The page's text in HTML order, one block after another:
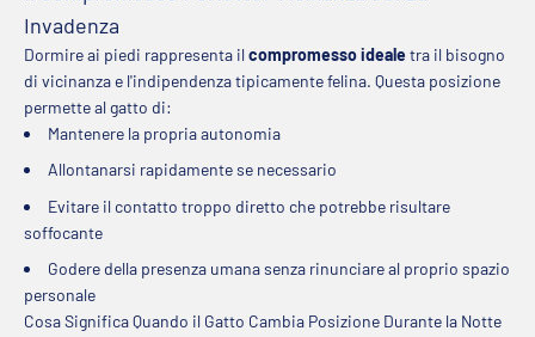
Invadenza
Dormire ai piedi rappresenta ilcompromesso ideale tra il bisogno
di vicinanza e l'indipendenza tipicamente felina. Questa posizione
permette al gatto di:
Mantenere la propria autonomia
Allontanarsi rapidamente se necessario
Evitare il contatto troppo diretto che potrebbe risultare
soffocante
Godere della presenza umana senza rinunciare al proprio spazio
personale
Cosa Significa Quando il Gatto Cambia Posizione Durante la Notte